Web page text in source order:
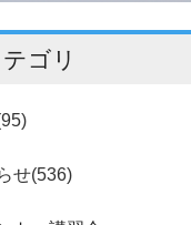
ゴリ
せ(536)